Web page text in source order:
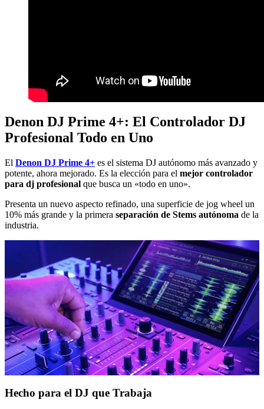
Denon DJ Prime 4+: El Controlador DJ
Profesional Todo en Uno
El Denon DJ Prime 4+ es el sistema DJ autónomo más avanzado y
potente, ahora mejorado. Es la elección para el mejor controlador
para dj profesional que busca un «todo en uno».
Presenta un nuevo aspecto refinado, una superficie de jog wheel un
10% más grande y la primera separación de Stems autónoma de la
industria.
Hecho para el DJ que Trabaja